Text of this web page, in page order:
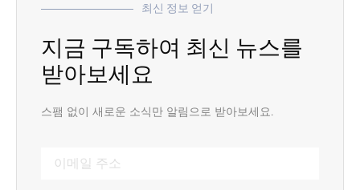
최신 정보 얻기
지금 구독하여 최신 뉴스를
받아보세요
스팸 없이 새로운 소식만 알림으로 받아보세요.